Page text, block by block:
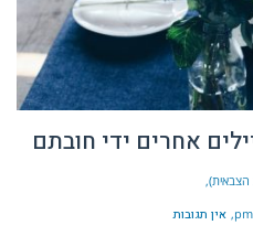
אחרים ידי חובתם
אין תגובות